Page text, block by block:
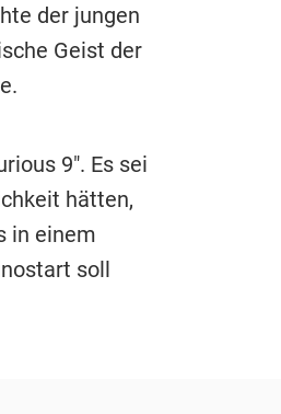
der jungen
Geist der
9". Es sei
hätten,
in einem
soll